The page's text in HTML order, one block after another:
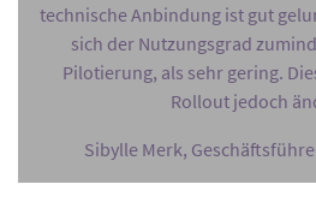
technische Anbindung ist gut
sich der Nutzungsgrad
Pilotierung, als sehr gering.
Rollout jedoch
Sibylle Merk,